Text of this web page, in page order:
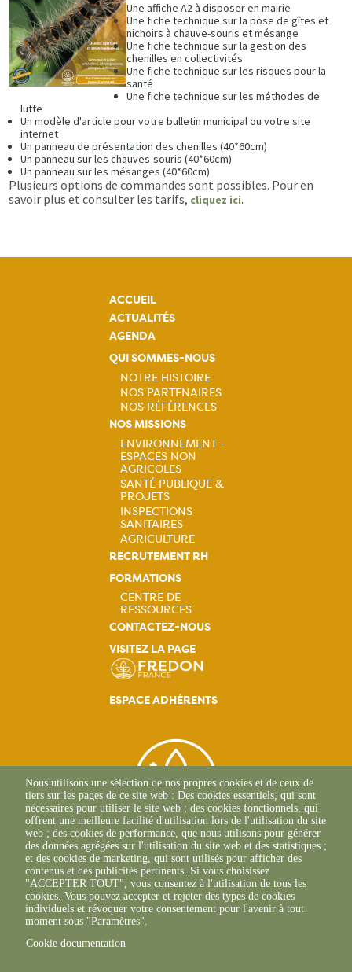
Une affiche A2 à disposer en mairie
Une fiche technique sur la pose de gîtes et
nichoirs à chauve-souris et mésange
Une fiche technique sur la gestion des
chenilles en collectivités
Une fiche technique sur les risques pour la
santé
Une fiche technique sur les méthodes de
lutte
Un modèle d'article pour votre bulletin municipal ou votre site
internet
Un panneau de présentation des chenilles (40*60cm)
Un panneau sur les chauves-souris (40*60cm)
Un panneau sur les mésanges (40*60cm)
Plusieurs options de commandes sont possibles. Pour en
savoir plus et consulter les tarifs, cliquez ici.
ACCUEIL
ACTUALITÉS
AGENDA
QUI SOMMES-NOUS
Navigation
principale
NOTRE HISTOIRE
NOS PARTENAIRES
NOS RÉFÉRENCES
NOS MISSIONS
Navigation
principale
ENVIRONNEMENT -
ESPACES NON
AGRICOLES
SANTÉ PUBLIQUE &
PROJETS
INSPECTIONS
SANITAIRES
AGRICULTURE
RECRUTEMENT RH
FORMATIONS
Navigation
principale
CENTRE DE
RESSOURCES
CONTACTEZ-NOUS
VISITEZ LA PAGE
ESPACE ADHÉRENTS
2, Esplanade Roland
Garros
51 100 REIMS
03.26.77.36.70
Nous utilisons une sélection de nos propres cookies et de ceux de
tiers sur les pages de ce site web : Des cookies essentiels, qui sont
nécessaires pour utiliser le site web ; des cookies fonctionnels, qui
offrent une meilleure facilité d'utilisation lors de l'utilisation du site
web ; des cookies de performance, que nous utilisons pour générer
des données agrégées sur l'utilisation du site web et des statistiques ;
et des cookies de marketing, qui sont utilisés pour afficher des
contenus et des publicités pertinents. Si vous choisissez
"ACCEPTER TOUT", vous consentez à l'utilisation de tous les
cookies. Vous pouvez accepter et rejeter des types de cookies
individuels et révoquer votre consentement pour l'avenir à tout
moment sous "Paramètres".
Cookie documentation